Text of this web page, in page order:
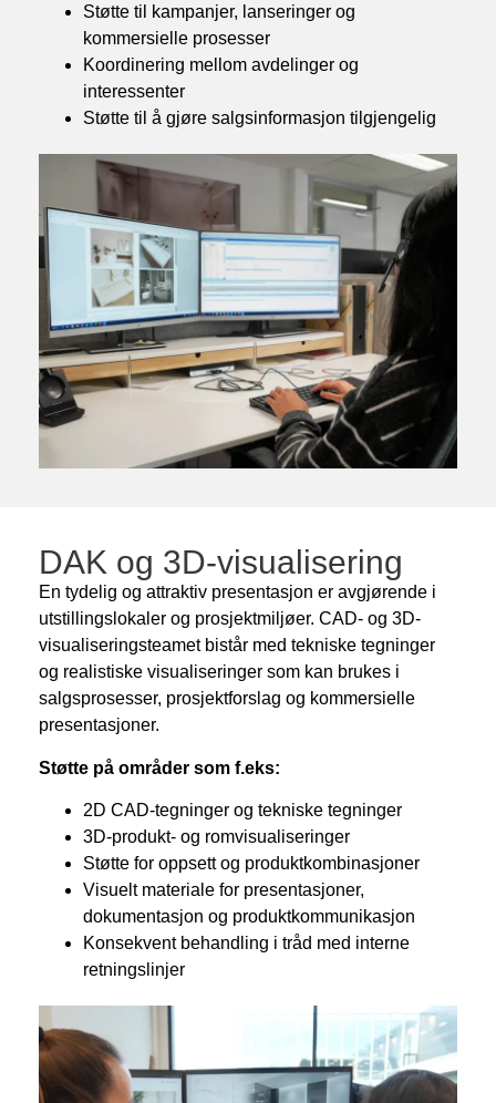
Støtte til kampanjer, lanseringer og
kommersielle prosesser
Koordinering mellom avdelinger og
interessenter
Støtte til å gjøre salgsinformasjon tilgjengelig
DAK og 3D-visualisering
En tydelig og attraktiv presentasjon er avgjørende i
utstillingslokaler og prosjektmiljøer. CAD- og 3D-
visualiseringsteamet bistår med tekniske tegninger
og realistiske visualiseringer som kan brukes i
salgsprosesser, prosjektforslag og kommersielle
presentasjoner.
Støtte på områder som f.eks:
2D CAD-tegninger og tekniske tegninger
3D-produkt- og romvisualiseringer
Støtte for oppsett og produktkombinasjoner
Visuelt materiale for presentasjoner,
dokumentasjon og produktkommunikasjon
Konsekvent behandling i tråd med interne
retningslinjer